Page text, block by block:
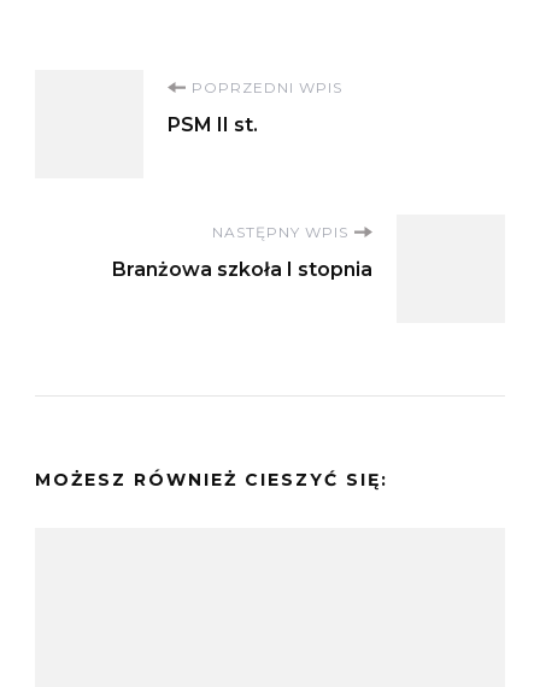
Nawigacja
POPRZEDNI WPIS
PSM II st.
NASTĘPNY WPIS
Branżowa szkoła I stopnia
MOŻESZ RÓWNIEŻ CIESZYĆ SIĘ: